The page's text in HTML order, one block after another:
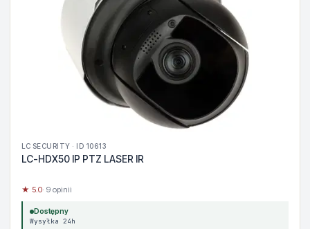
LC SECURITY · ID 10613
LC-HDX50 IP PTZ LASER IR
★ 5.0· 9 opinii
Dostępny
Wysyłka 24h